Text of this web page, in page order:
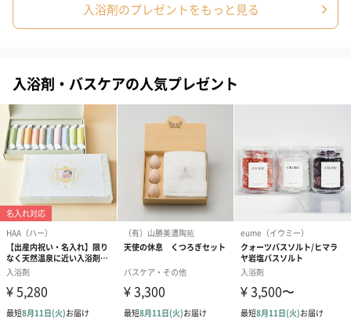
紙袋
お渡し用の紙袋です。
商品に合わせたサイズをお届けします。
あり（280円）
入浴剤のプレゼントをもっと見る
入浴剤・バスケアの人気プレゼント